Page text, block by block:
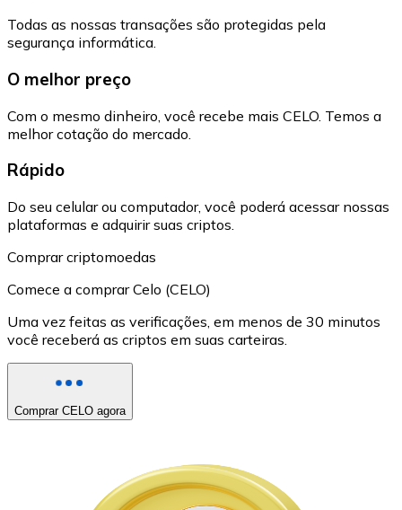
Todas as nossas transações são protegidas pela
segurança informática.
O melhor preço
Com o mesmo dinheiro, você recebe mais CELO. Temos a
melhor cotação do mercado.
Rápido
Do seu celular ou computador, você poderá acessar nossas
plataformas e adquirir suas criptos.
Comprar criptomoedas
Comece a comprar Celo (CELO)
Uma vez feitas as verificações, em menos de 30 minutos
você receberá as criptos em suas carteiras.
Comprar CELO agora